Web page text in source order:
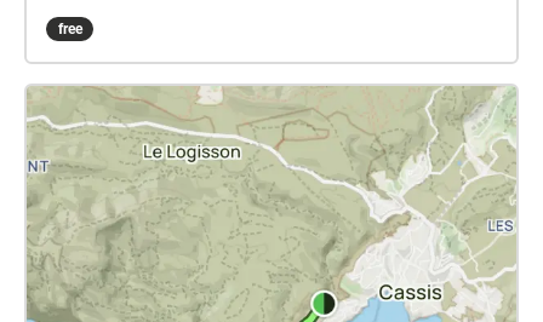
instagram, grazie :) www.lebandite.wordpress.com
https://www.instagram.com/bandite\_artivism
free